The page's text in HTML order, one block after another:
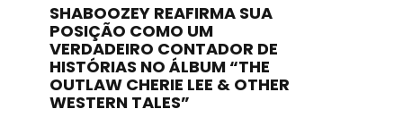
SHABOOZEY REAFIRMA SUA
POSIÇÃO COMO UM
VERDADEIRO CONTADOR DE
HISTÓRIAS NO ÁLBUM “THE
OUTLAW CHERIE LEE & OTHER
WESTERN TALES”